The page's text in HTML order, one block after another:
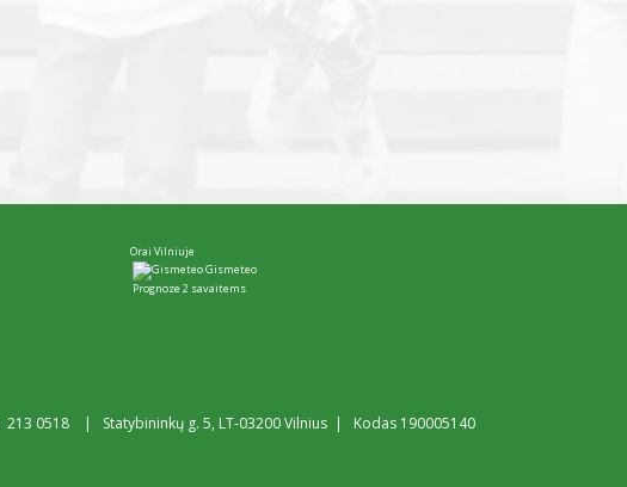
Orai Vilniuje
Gismeteo
Prognoze 2 savaitems
213 0518 | Statybininkų g. 5, LT-03200 Vilnius | Kodas 190005140